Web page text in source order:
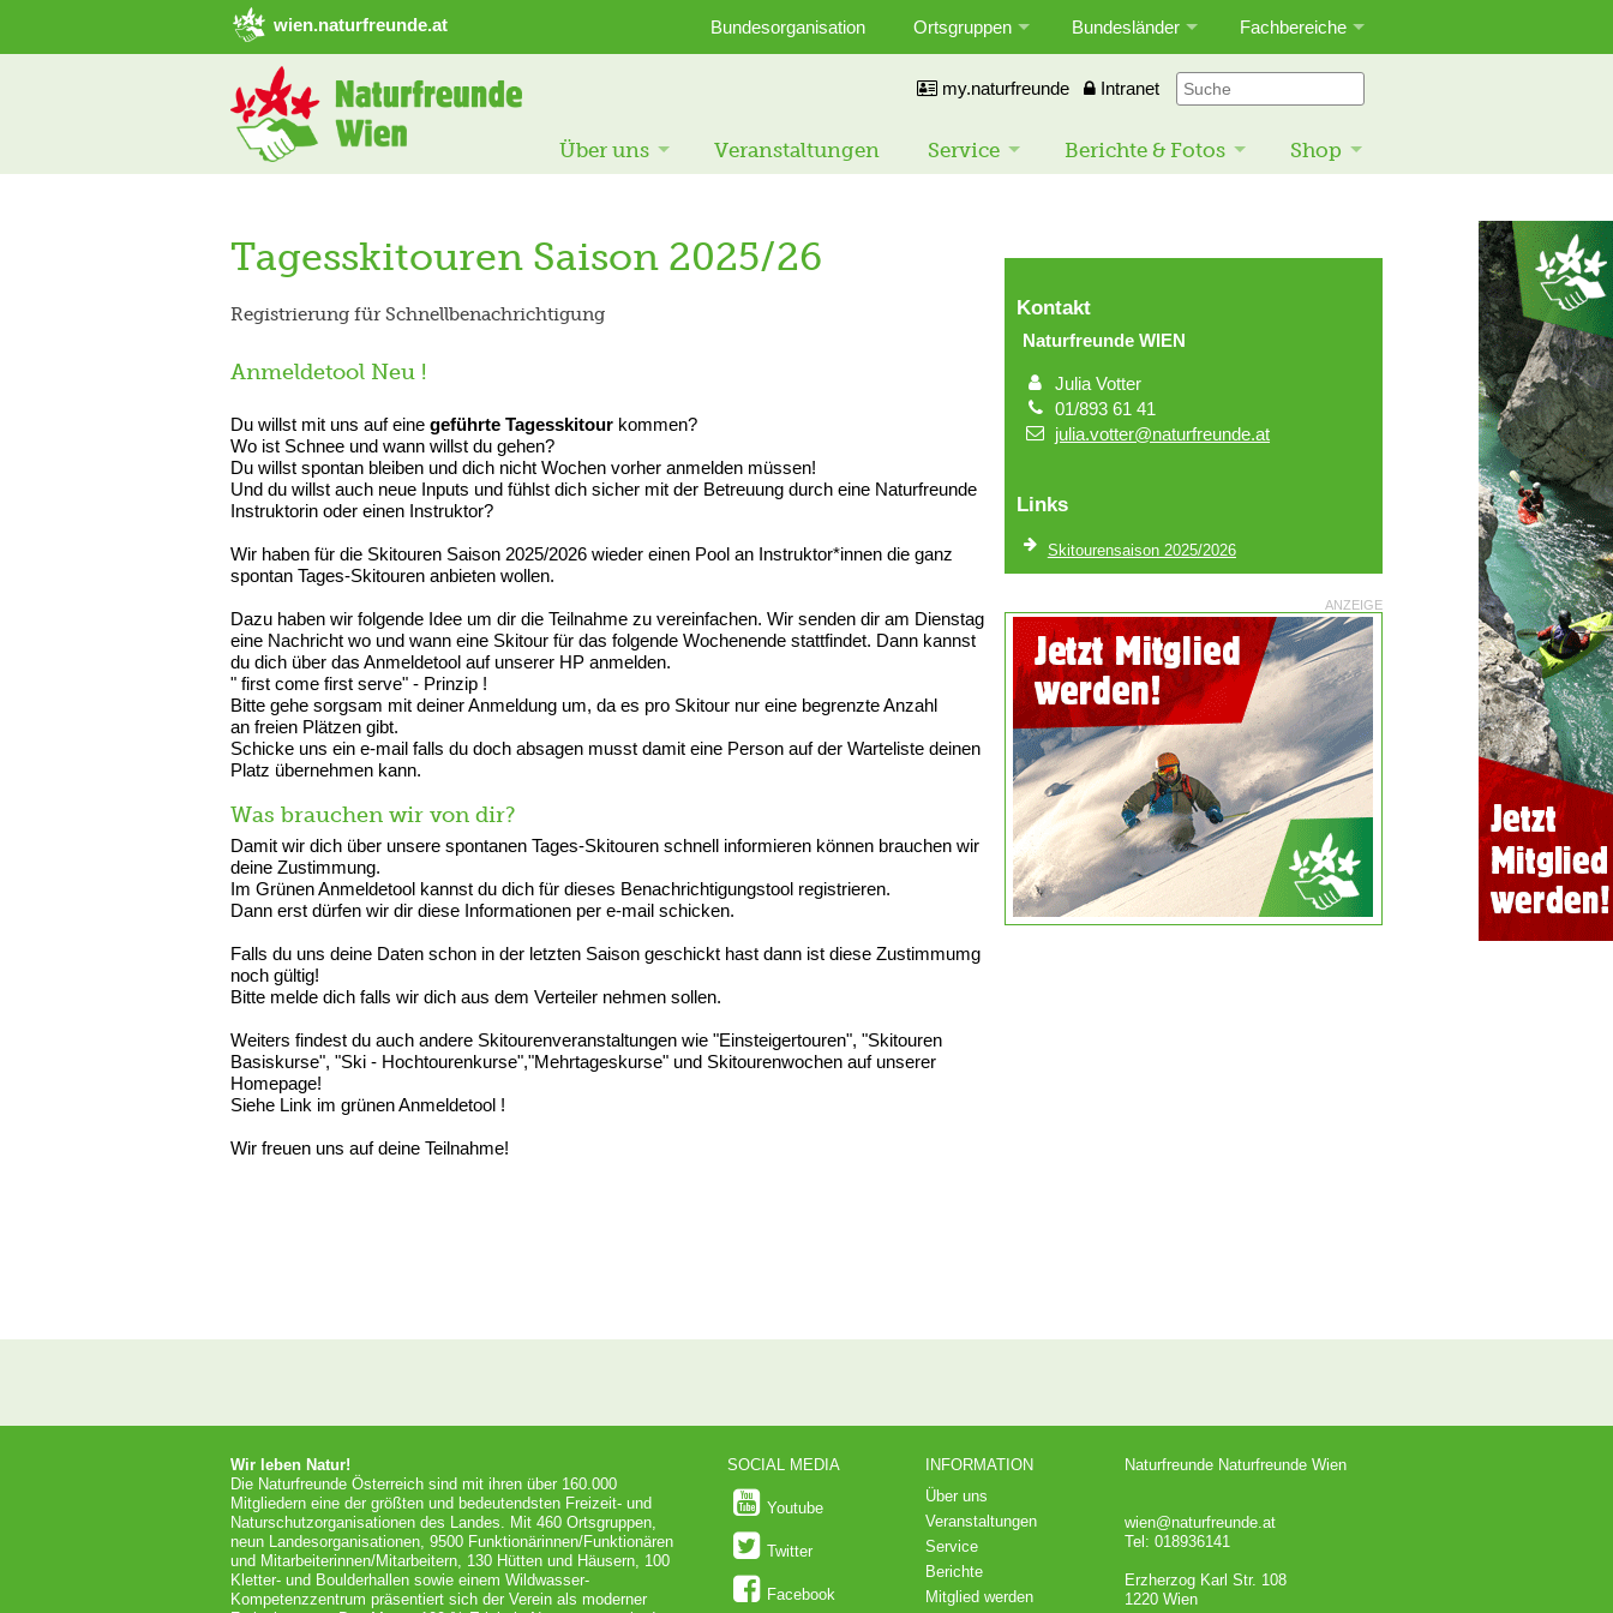
➜ Hauptregion der Seite anspringen
wien.naturfreunde.at Bundesorganisation Ortsgruppen Bundesländer Fachbereiche
my.naturfreunde Intranet
Über uns Veranstaltungen Service Berichte & Fotos Shop
Tagesskitouren Saison 2025/26
Registrierung für Schnellbenachrichtigung
Anmeldetool Neu !
Du willst mit uns auf eine geführte Tagesskitour kommen?
Wo ist Schnee und wann willst du gehen?
Du willst spontan bleiben und dich nicht Wochen vorher anmelden müssen!
Und du willst auch neue Inputs und fühlst dich sicher mit der Betreuung durch eine Naturfreunde
Instruktorin oder einen Instruktor?
Wir haben für die Skitouren Saison 2025/2026 wieder einen Pool an Instruktor*innen die ganz
spontan Tages-Skitouren anbieten wollen.
Dazu haben wir folgende Idee um dir die Teilnahme zu vereinfachen. Wir senden dir am Dienstag
eine Nachricht wo und wann eine Skitour für das folgende Wochenende stattfindet. Dann kannst
du dich über das Anmeldetool auf unserer HP anmelden.
" first come first serve" - Prinzip !
Bitte gehe sorgsam mit deiner Anmeldung um, da es pro Skitour nur eine begrenzte Anzahl
an freien Plätzen gibt.
Schicke uns ein e-mail falls du doch absagen musst damit eine Person auf der Warteliste deinen
Platz übernehmen kann.
Was brauchen wir von dir?
Damit wir dich über unsere spontanen Tages-Skitouren schnell informieren können brauchen wir
deine Zustimmung.
Im Grünen Anmeldetool kannst du dich für dieses Benachrichtigungstool registrieren.
Dann erst dürfen wir dir diese Informationen per e-mail schicken.
Falls du uns deine Daten schon in der letzten Saison geschickt hast dann ist diese Zustimmumg
noch gültig!
Bitte melde dich falls wir dich aus dem Verteiler nehmen sollen.
Weiters findest du auch andere Skitourenveranstaltungen wie "Einsteigertouren", "Skitouren
Basiskurse", "Ski - Hochtourenkurse","Mehrtageskurse" und Skitourenwochen auf unserer
Homepage!
Siehe Link im grünen Anmeldetool !
Wir freuen uns auf deine Teilnahme!
Kontakt
Naturfreunde WIEN
Julia Votter
01/893 61 41
julia.votter@naturfreunde.at
Links
Skitourensaison 2025/2026
ANZEIGE
Wir leben Natur!
Die Naturfreunde Österreich sind mit ihren über 160.000
Mitgliedern eine der größten und bedeutendsten Freizeit- und
Naturschutzorganisationen des Landes. Mit 460 Ortsgruppen,
neun Landesorganisationen, 9500 Funktionärinnen/Funktionären
und Mitarbeiterinnen/Mitarbeitern, 130 Hütten und Häusern, 100
Kletter- und Boulderhallen sowie einem Wildwasser-
Kompetenzzentrum präsentiert sich der Verein als moderner
SOCIAL MEDIA
Youtube
Twitter
Facebook
INFORMATION
Über uns
Veranstaltungen
Service
Berichte
Mitglied werden
Naturfreunde Naturfreunde Wien
wien@naturfreunde.at
Tel: 018936141
Erzherzog Karl Str. 108
1220 Wien